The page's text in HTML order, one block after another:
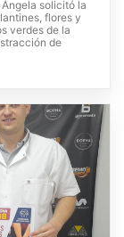
solicitó la
flores y
verdes de la
de